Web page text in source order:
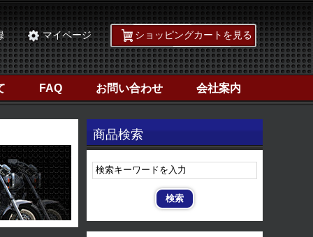
マイページ ショッピングカートを見る
FAQ お問い合わせ 会社案内
商品検索